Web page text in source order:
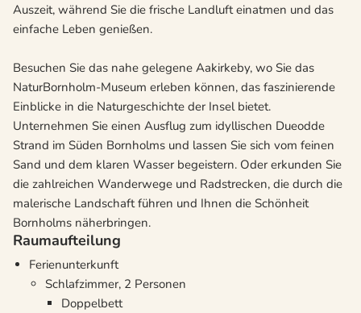
Auszeit, während Sie die frische Landluft einatmen und das
einfache Leben genießen.
Besuchen Sie das nahe gelegene Aakirkeby, wo Sie das
NaturBornholm-Museum erleben können, das faszinierende
Einblicke in die Naturgeschichte der Insel bietet.
Unternehmen Sie einen Ausflug zum idyllischen Dueodde
Strand im Süden Bornholms und lassen Sie sich vom feinen
Sand und dem klaren Wasser begeistern. Oder erkunden Sie
die zahlreichen Wanderwege und Radstrecken, die durch die
malerische Landschaft führen und Ihnen die Schönheit
Bornholms näherbringen.
Raumaufteilung
Ferienunterkunft
Schlafzimmer, 2 Personen
Doppelbett